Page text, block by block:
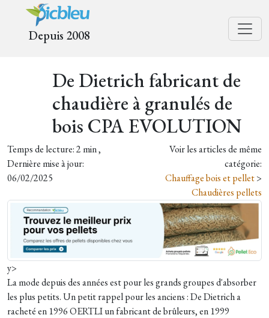
Depuis 2008
De Dietrich fabricant de
chaudière à granulés de
bois CPA EVOLUTION
Temps de lecture: 2 min ,
Dernière mise à jour:
06/02/2025
Voir les articles de même
catégorie:
Chauffage bois et pellet>
Chaudières pellets
y>
La mode depuis des années est pour les grands groupes d'absorber
les plus petits. Un petit rappel pour les anciens : De Dietrich a
racheté en 1996 OERTLI un fabricant de brûleurs, en 1999